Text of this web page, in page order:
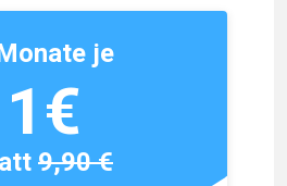
je
1€
9,90 €